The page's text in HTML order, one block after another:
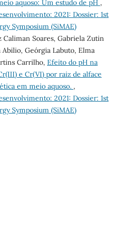
aquoso: Um estudo de pH ,
2021: Dossier: 1st
Symposium (SiMAE)
Soares, Gabriela Zutin
Abilio, Geórgia Labuto, Elma
Carrilho, Efeito do pH na
e Cr(VI) por raiz de alface
em meio aquoso. ,
2021: Dossier: 1st
Symposium (SiMAE)